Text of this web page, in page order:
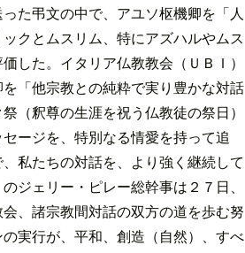
た弔文の中で、アユソ枢機卿を「人
クとムスリム、特にアズハルやムス
した。イタリア仏教教会（ＵＢＩ）
「他宗教との純粋で実り豊かな対話
（釈尊の生涯を祝う仏教徒の祭日）
ージを、特別なる情愛を持って追
私たちの対話を、より強く継続して
ジェリー・ピレー総幹事は２７日、
、諸宗教間対話の双方の道を歩む努
実行が、平和、創造（自然）、すべ